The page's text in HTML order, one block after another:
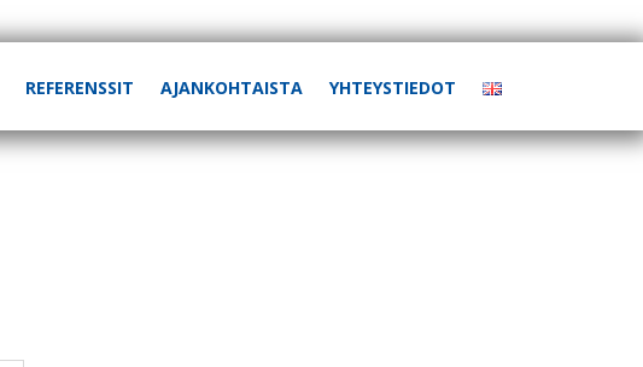
REFERENSSIT AJANKOHTAISTA YHTEYSTIEDOT